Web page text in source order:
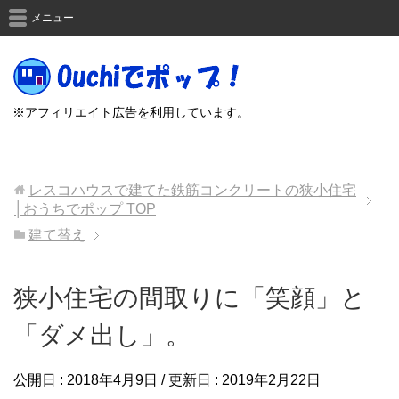
※アフィリエイト広告を利用しています。
メニュー
レスコハウスで建てた鉄筋コンクリートの狭小住宅
│おうちでポップTOP
建て替え
狭小住宅の間取りに「笑顔」と
「ダメ出し」。
公開日 : 2018年4月9日 / 更新日 : 2019年2月22日